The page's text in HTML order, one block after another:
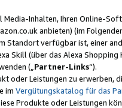
Inhalten, Ihren Online-
anbieten) (im Folgenden
Standort verfügbar ist, einer
Skill (über das Alexa
(„ Partner-Links“).
oder Leistungen zu
im Vergütungskatalog für das
Produkte oder Leistungen